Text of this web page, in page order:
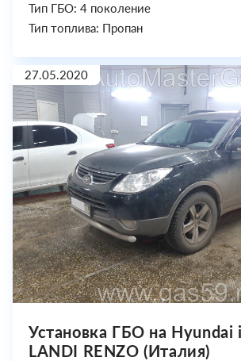
Тип ГБО: 4 поколение
Тип топлива: Пропан
27.05.2020
Установка ГБО на Hyundai
LANDI RENZO (Италия)